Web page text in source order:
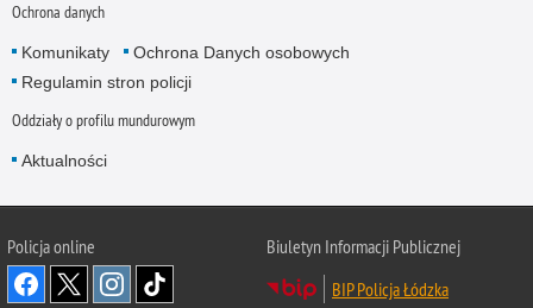
Ochrona danych
Komunikaty
Ochrona Danych osobowych
Regulamin stron policji
Oddziały o profilu mundurowym
Aktualności
Policja online
Biuletyn Informacji Publicznej
BIP Policja Łódzka